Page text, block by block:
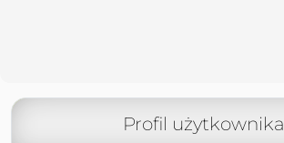
Profil użytkownika